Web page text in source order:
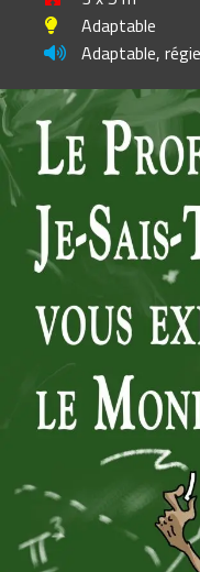
Adaptable
Adaptable,